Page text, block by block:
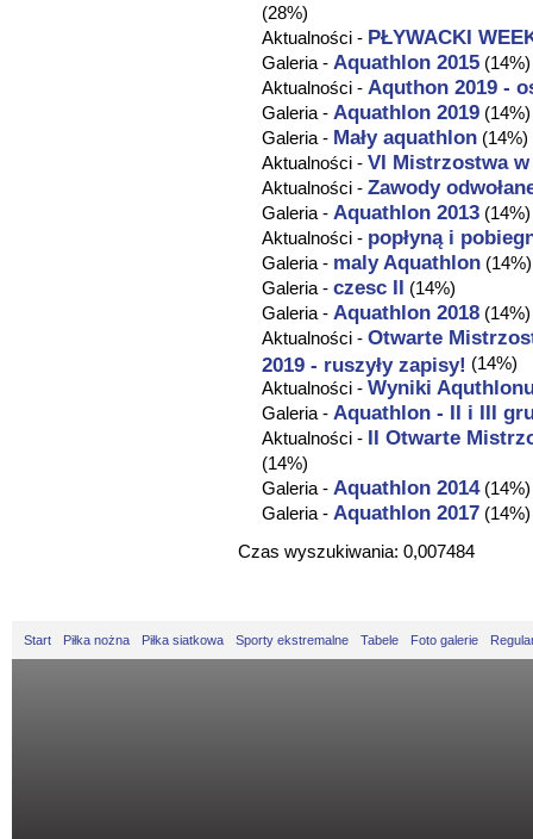
(28%)
Aktualności - PŁYWACKI
Galeria - Aquathlon 2015 (14%)
Aktualności - Aquthon 2019 -
Galeria - Aquathlon 2019 (14%)
Galeria - Mały aquathlon (14%)
Aktualności - VI Mistrzostwa
Aktualności - Zawody
Galeria - Aquathlon 2013 (14%)
Aktualności - popłyną i
Galeria - maly Aquathlon (14%)
Galeria - czesc II (14%)
Galeria - Aquathlon 2018 (14%)
Aktualności - Otwarte
2019 - ruszyły zapisy! (14%)
Aktualności - Wyniki
Galeria - Aquathlon - II i III
Aktualności - II Otwarte
(14%)
Galeria - Aquathlon 2014(14%)
Galeria - Aquathlon 2017 (14%)
Czas wyszukiwania: 0,007484
Start Piłka nożna Piłka siatkowa Sporty ekstremalne Tabele Foto galerie